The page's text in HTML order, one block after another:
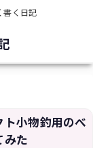
書く日記
小物釣用のべ
みた